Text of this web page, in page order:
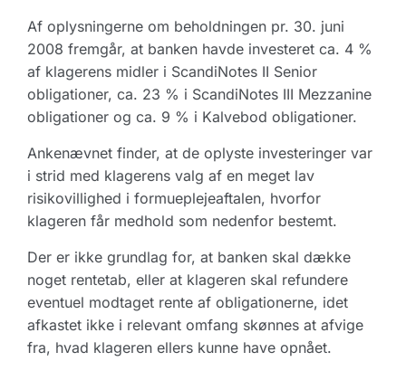
Af oplysningerne om beholdningen pr. 30. juni
2008 fremgår, at banken havde investeret ca. 4 %
af klagerens midler i ScandiNotes II Senior
obligationer, ca. 23 % i ScandiNotes III Mezzanine
obligationer og ca. 9 % i Kalvebod obligationer.
Ankenævnet finder, at de oplyste investeringer var
i strid med klagerens valg af en meget lav
risikovillighed i formueplejeaftalen, hvorfor
klageren får medhold som nedenfor bestemt.
Der er ikke grundlag for, at banken skal dække
noget rentetab, eller at klageren skal refundere
eventuel modtaget rente af obligationerne, idet
afkastet ikke i relevant omfang skønnes at afvige
fra, hvad klageren ellers kunne have opnået.